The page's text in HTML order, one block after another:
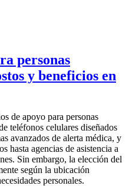
personas
y beneficios en
de apoyo para personas
teléfonos celulares diseñados
avanzados de alerta médica, y
hasta agencias de asistencia a
Sin embargo, la elección del
según la ubicación
personales.